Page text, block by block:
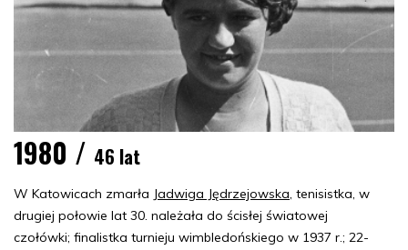
1980 / 46 lat
W Katowicach zmarła Jadwiga Jędrzejowska, tenisistka, w
drugiej połowie lat 30. należała do ścisłej światowej
czołówki; finalistka turnieju wimbledońskiego w 1937 r.; 22-